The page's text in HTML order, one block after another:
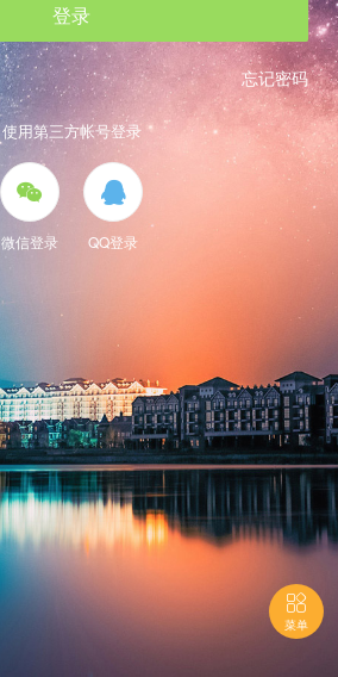
登录
忘记密码
使用第三方帐号登录

微信登录

QQ登录

菜单